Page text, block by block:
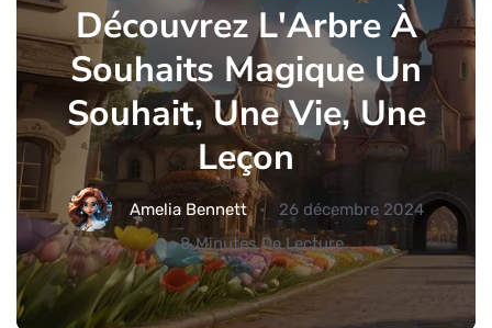
Découvrez L'Arbre À
Souhaits Magique Un
Souhait, Une Vie, Une
Leçon
Amelia Bennett
26 décembre 2024
8 Minutes De Lecture